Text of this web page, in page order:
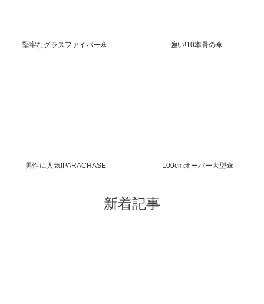
堅牢なグラスファイバー傘 強い!10本骨の傘
男性に人気!PARACHASE 100cmオーバー大型傘
新着記事